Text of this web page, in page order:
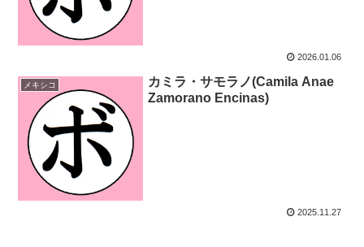
2026.01.06
メキシコ
カミラ・サモラノ(Camila Anae
Zamorano Encinas)
2025.11.27